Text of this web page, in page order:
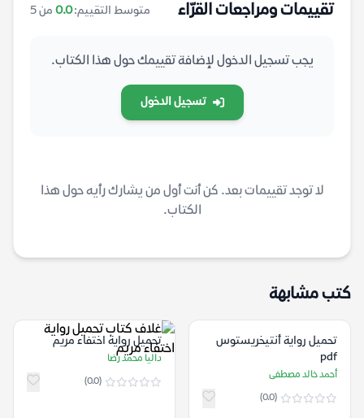
تقييمات ومراجعات القرّاء متوسط التقييم:0.0 من 5
يجب تسجيل الدخول لإضافة تقييمك حول هذا الكتاب.
تسجيل الدخول
لا توجد تقييمات بعد. كن أنت أول من يشارك رأيه حول هذا
الكتاب.
كتب مشابهة
تحميل رواية أنتيخريستوس
pdf
أحمد خالد مصطفى
(0.0)
تحميل رواية اختفاء مريم
داليا محمد رضا
(0.0)